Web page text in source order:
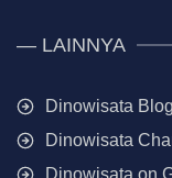
— LAINNYA
Dinowisata Blog
Dinowisata